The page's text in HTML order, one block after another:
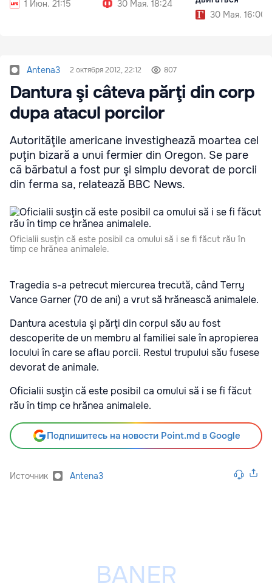
1 Июн. 21:15
30 Мая. 18:24
30 Мая. 16:00
Antena3 2 октября 2012, 22:12 807
Dantura şi câteva părţi din corp
dupa atacul porcilor
Autorităţile americane investighează moartea cel
puţin bizară a unui fermier din Oregon. Se pare
că bărbatul a fost pur şi simplu devorat de porcii
din ferma sa, relatează BBC News.
Oficialii susţin că este posibil ca omului să i se fi făcut rău în
timp ce hrănea animalele.
Tragedia s-a petrecut miercurea trecută, când Terry
Vance Garner (70 de ani) a vrut să hrănească animalele.
Dantura acestuia şi părţi din corpul său au fost
descoperite de un membru al familiei sale în apropierea
locului în care se aflau porcii. Restul trupului său fusese
devorat de animale.
Oficialii susţin că este posibil ca omului să i se fi făcut
rău în timp ce hrănea animalele.
Подпишитесь на новости Point.md в Google
Источник Antena3